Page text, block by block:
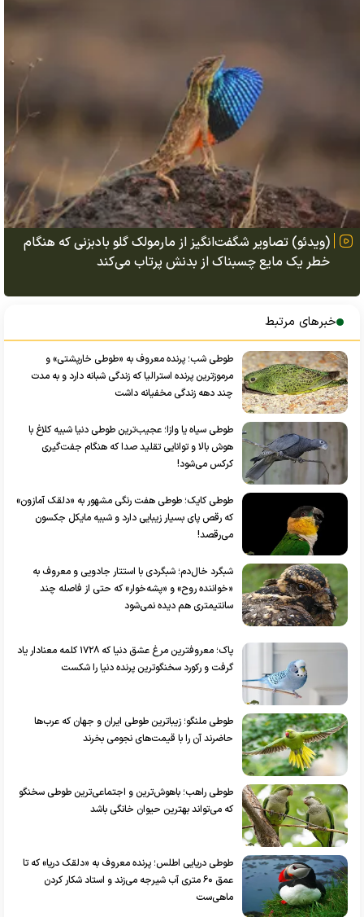
(ویدئو) تصاویر شگفت‌انگیز از مارمولک گلو بادبزنی که هنگام
خطر یک مایع چسبناک از بدنش پرتاب می‌کند
خبرهای مرتبط
طوطی شب؛ پرنده معروف به «طوطی خارپشتی» و
مرموزترین پرنده استرالیا که زندگی شبانه دارد و به مدت
چند دهه زندگی مخفیانه داشت
طوطی سیاه یا وازا؛ عجیب‌ترین طوطی دنیا شبیه کلاغ با
هوش بالا و توانایی تقلید صدا که هنگام جفت‌گیری
کرکس می‌شود!
طوطی کایک؛ طوطی هفت رنگی مشهور به «دلقک آمازون»
که رقص پای بسیار زیبایی دارد و شبیه مایکل جکسون
می‌رقصد!
شبگرد خال‌دم؛ شبگردی با استتار جادویی و معروف به
«خواننده روح» و «پشه‌خوار» که حتی از فاصله چند
سانتیمتری هم دیده نمی‌شود
پاک؛ معروفترین مرغ عشق دنیا که ۱۷۲۸ کلمه معنادار یاد
گرفت و رکورد سخنگوترین پرنده دنیا را شکست
طوطی ملنگو؛ زیباترین طوطی ایران و جهان که عرب‌ها
حاضرند آن را با قیمت‌های نجومی بخرند
طوطی راهب؛ باهوش‌ترین و اجتماعی‌ترین طوطی سخنگو
که ‌می‌تواند بهترین حیوان خانگی باشد
طوطی دریایی اطلس؛ پرنده معروف به «دلقک دریا» که تا
عمق ۶۰ متری آب شیرجه می‌زند و استاد شکار کردن
ماهی‌ست